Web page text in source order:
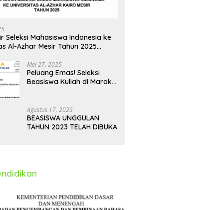
Seleksi Mahasiswa Indonesia ke
Al-Azhar Mesir Tahun 2025
Mei 27, 2025
Peluang Emas! Seleksi
Beasiswa Kuliah di Maroko
Agustus 17, 2023
BEASISWA UNGGULAN
TAHUN 2023 TELAH DIBUKA